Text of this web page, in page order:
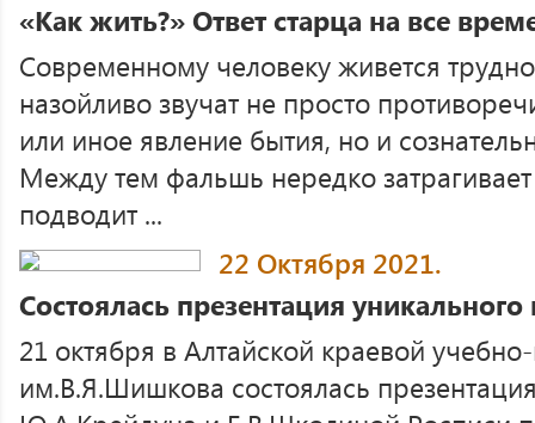
«Как жить?» Ответ старца на все
Современному человеку живется
назойливо звучат не просто
или иное явление бытия, но и
Между тем фальшь нередко
подводит ...
22 Октября 2021.
Состоялась презентация уникального
21 октября в Алтайской краевой
им.В.Я.Шишкова состоялась